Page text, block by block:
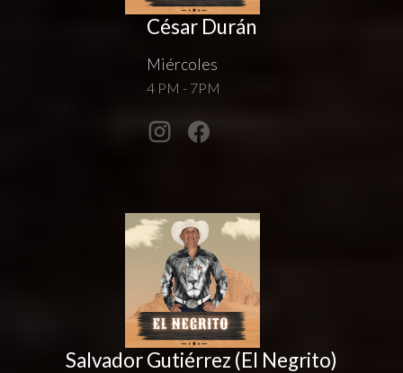
César Durán
Miércoles
4 PM - 7PM
Salvador Gutiérrez (El Negrito)